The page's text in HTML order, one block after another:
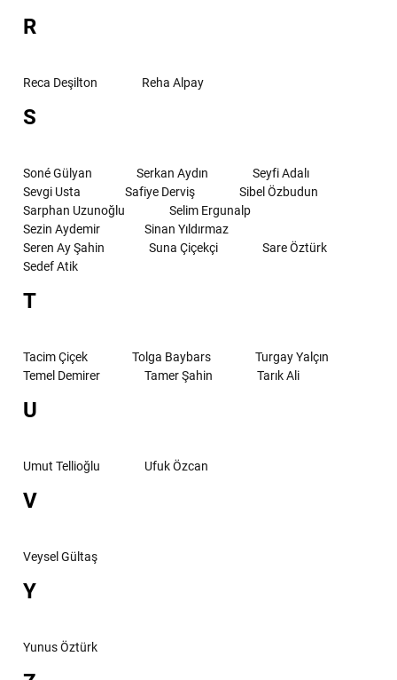
R
Reca Deşilton Reha Alpay
S
Soné Gülyan Serkan Aydın
Seyfi Adalı
Sevgi Usta
Safiye Derviş
Sibel Özbudun
Sarphan Uzunoğlu
Selim Ergunalp
Sezin Aydemir
Sinan Yıldırmaz
Seren Ay Şahin
Suna Çiçekçi
Sare Öztürk
Sedef Atik
T
Tacim Çiçek Tolga Baybars
Turgay Yalçın
Temel Demirer
Tamer Şahin Tarık Ali
U
Umut Tellioğlu Ufuk Özcan
V
Veysel Gültaş
Y
Yunus Öztürk